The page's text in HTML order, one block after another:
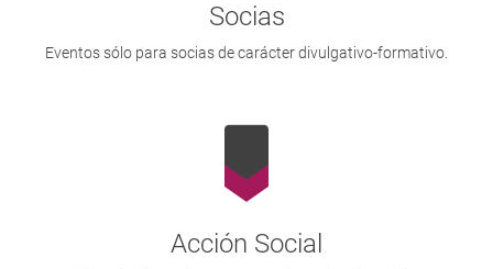
Socias
Eventos sólo para socias de carácter divulgativo-formativo.
Acción Social